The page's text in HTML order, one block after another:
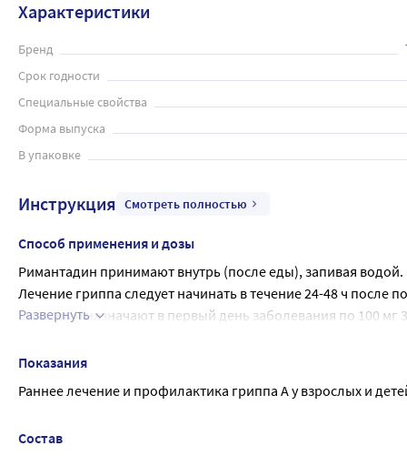
Характеристики
Бренд
Срок годности
Специальные свойства
Форма выпуска
В упаковке
Инструкция Смотреть полностью
Способ применения и дозы
Римантадин принимают внутрь (после еды), запивая водой.
Лечение гриппа следует начинать в течение 24-48 ч после
Взрослым назначают в первый день заболевания по 100 мг
Детям в возрасте от 7 до 10 лет назначают по 50 мг 2 раза в
Для профилактики гриппа: взрослым по 50 мг 1 раз в день
Для лечения гриппа при хронической почечной
Развернуть
Показания
Раннее лечение и профилактика гриппа А у взрослых и
Состав